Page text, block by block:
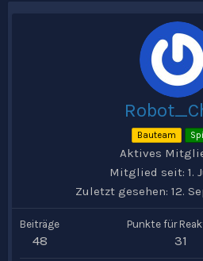
Bauteam
Aktives
Mitglied seit 1.
Zuletzt gesehen 12.
Beiträge
48
Punkte für
31